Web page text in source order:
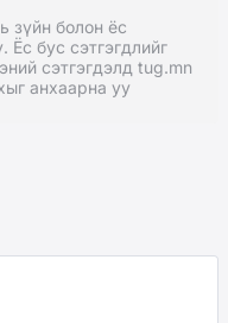
зүйн болон ёс
Ёс бус сэтгэгдлийг
сэтгэгдэлд tug.mn
анхаарна уу